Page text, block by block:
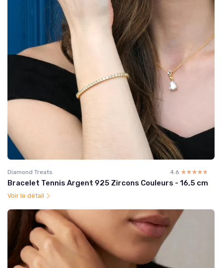
Diamond Treats 4.6 ☆☆☆☆☆
★★★★★
Bracelet Tennis Argent 925 Zircons Couleurs - 16,5 cm
Voir le détail